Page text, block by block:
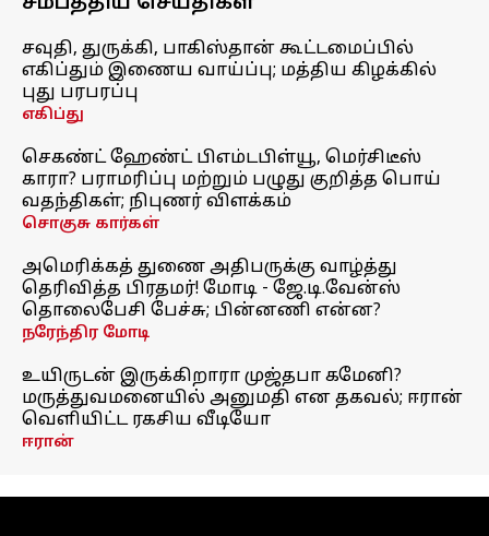
சவுதி, துருக்கி, பாகிஸ்தான் கூட்டமைப்பில்
எகிப்தும் இணைய வாய்ப்பு; மத்திய கிழக்கில்
புது பரபரப்பு
எகிப்து
செகண்ட் ஹேண்ட் பிஎம்டபிள்யூ, மெர்சிடீஸ்
காரா? பராமரிப்பு மற்றும் பழுது குறித்த பொய்
வதந்திகள்; நிபுணர் விளக்கம்
சொகுசு கார்கள்
அமெரிக்கத் துணை அதிபருக்கு வாழ்த்து
தெரிவித்த பிரதமர்! மோடி - ஜே.டி.வேன்ஸ்
தொலைபேசி பேச்சு; பின்னணி என்ன?
நரேந்திர மோடி
உயிருடன் இருக்கிறாரா முஜ்தபா கமேனி?
மருத்துவமனையில் அனுமதி என தகவல்; ஈரான்
வெளியிட்ட ரகசிய வீடியோ
ஈரான்